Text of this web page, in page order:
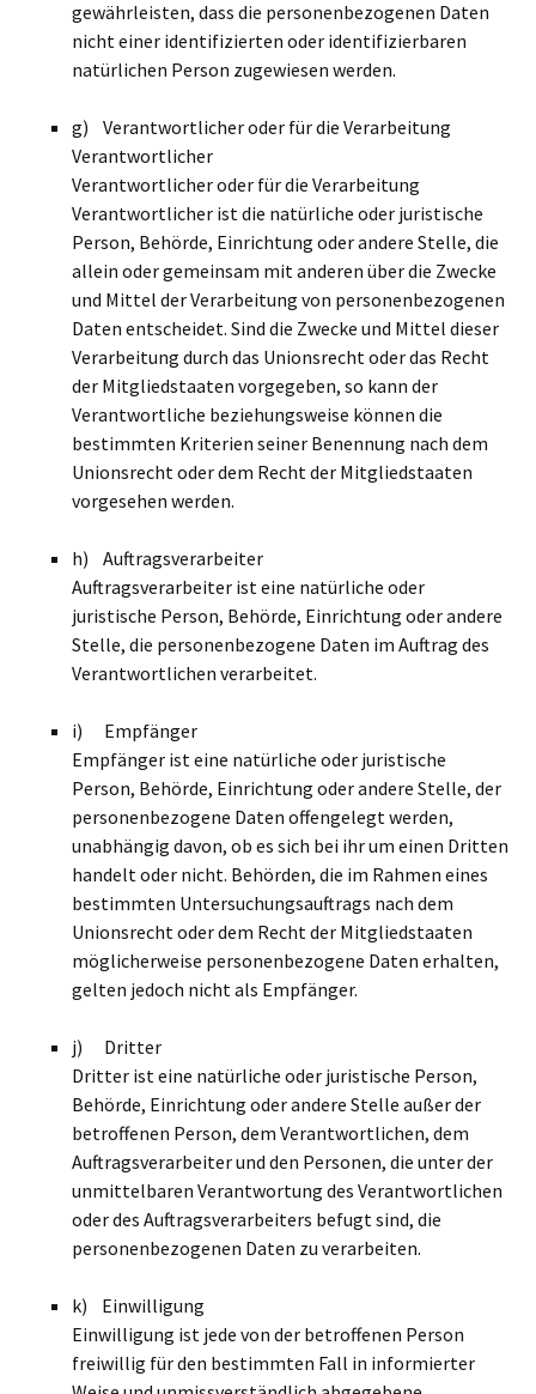
gewährleisten, dass die personenbezogenen Daten
nicht einer identifizierten oder identifizierbaren
natürlichen Person zugewiesen werden.
g) Verantwortlicher oder für die Verarbeitung
Verantwortlicher
Verantwortlicher oder für die Verarbeitung
Verantwortlicher ist die natürliche oder juristische
Person, Behörde, Einrichtung oder andere Stelle, die
allein oder gemeinsam mit anderen über die Zwecke
und Mittel der Verarbeitung von personenbezogenen
Daten entscheidet. Sind die Zwecke und Mittel dieser
Verarbeitung durch das Unionsrecht oder das Recht
der Mitgliedstaaten vorgegeben, so kann der
Verantwortliche beziehungsweise können die
bestimmten Kriterien seiner Benennung nach dem
Unionsrecht oder dem Recht der Mitgliedstaaten
vorgesehen werden.
h) Auftragsverarbeiter
Auftragsverarbeiter ist eine natürliche oder
juristische Person, Behörde, Einrichtung oder andere
Stelle, die personenbezogene Daten im Auftrag des
Verantwortlichen verarbeitet.
i) Empfänger
Empfänger ist eine natürliche oder juristische
Person, Behörde, Einrichtung oder andere Stelle, der
personenbezogene Daten offengelegt werden,
unabhängig davon, ob es sich bei ihr um einen Dritten
handelt oder nicht. Behörden, die im Rahmen eines
bestimmten Untersuchungsauftrags nach dem
Unionsrecht oder dem Recht der Mitgliedstaaten
möglicherweise personenbezogene Daten erhalten,
gelten jedoch nicht als Empfänger.
j) Dritter
Dritter ist eine natürliche oder juristische Person,
Behörde, Einrichtung oder andere Stelle außer der
betroffenen Person, dem Verantwortlichen, dem
Auftragsverarbeiter und den Personen, die unter der
unmittelbaren Verantwortung des Verantwortlichen
oder des Auftragsverarbeiters befugt sind, die
personenbezogenen Daten zu verarbeiten.
k) Einwilligung
Einwilligung ist jede von der betroffenen Person
freiwillig für den bestimmten Fall in informierter